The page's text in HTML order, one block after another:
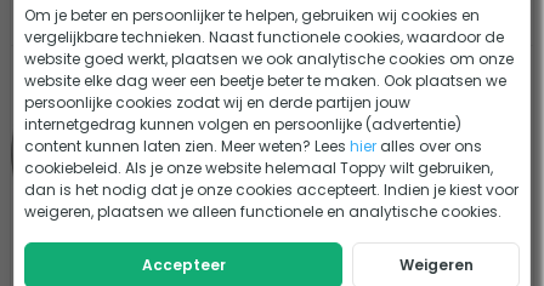
Op voorraad
Exit Silhouette InGround trampoline
met net - 366 x 244 cm - Zwart
15 beoordelingen
Kwaliteit: Brons
Ideaal instapmodel
Met voetbeschermingssysteem
569,-
Om je beter en persoonlijker te helpen, gebruiken wij cookies en
vergelijkbare technieken. Naast functionele cookies, waardoor de
website goed werkt, plaatsen we ook analytische cookies om onze
website elke dag weer een beetje beter te maken. Ook plaatsen we
persoonlijke cookies zodat wij en derde partijen jouw
internetgedrag kunnen volgen en persoonlijke (advertentie)
content kunnen laten zien. Meer weten? Leeshier alles over ons
cookiebeleid. Als je onze website helemaal Toppy wilt gebruiken,
dan is het nodig dat je onze cookies accepteert. Indien je kiest voor
weigeren, plaatsen we alleen functionele en analytische cookies.
Accepteer Weigeren